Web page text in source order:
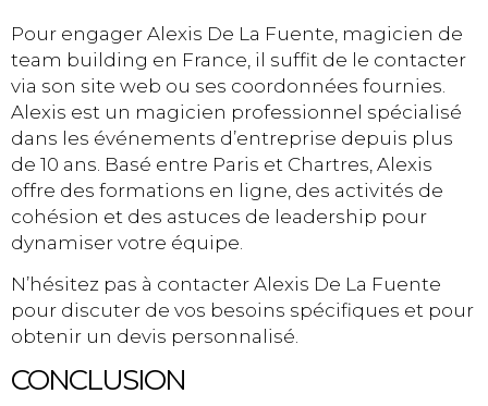
Pour engager Alexis De La Fuente, magicien de
team building en France, il suffit de le contacter
via son site web ou ses coordonnées fournies.
Alexis est un magicien professionnel spécialisé
dans les événements d’entreprise depuis plus
de 10 ans. Basé entre Paris et Chartres, Alexis
offre des formations en ligne, des activités de
cohésion et des astuces de leadership pour
dynamiser votre équipe.
N’hésitez pas à contacter Alexis De La Fuente
pour discuter de vos besoins spécifiques et pour
obtenir un devis personnalisé.
CONCLUSION